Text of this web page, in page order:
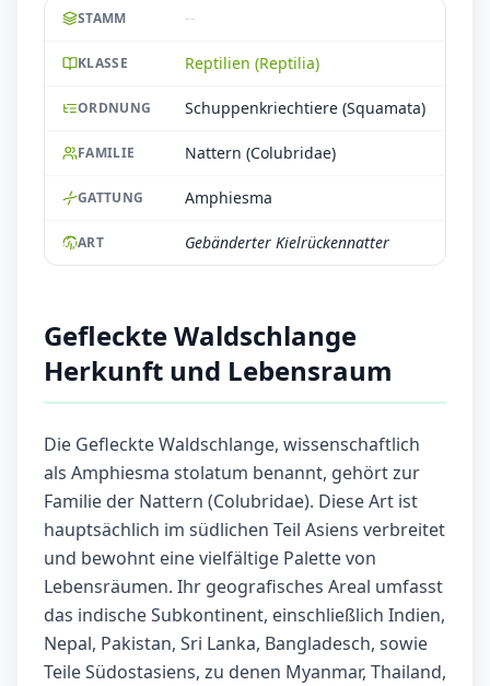
STAMM --
KLASSE Reptilien (Reptilia)
ORDNUNG Schuppenkriechtiere (Squamata)
FAMILIE Nattern (Colubridae)
GATTUNG Amphiesma
ART Gebänderter Kielrückennatter
Gefleckte Waldschlange
Herkunft und Lebensraum
Die Gefleckte Waldschlange, wissenschaftlich
als Amphiesma stolatum benannt, gehört zur
Familie der Nattern (Colubridae). Diese Art ist
hauptsächlich im südlichen Teil Asiens verbreitet
und bewohnt eine vielfältige Palette von
Lebensräumen. Ihr geografisches Areal umfasst
das indische Subkontinent, einschließlich Indien,
Nepal, Pakistan, Sri Lanka, Bangladesch, sowie
Teile Südostasiens, zu denen Myanmar, Thailand,